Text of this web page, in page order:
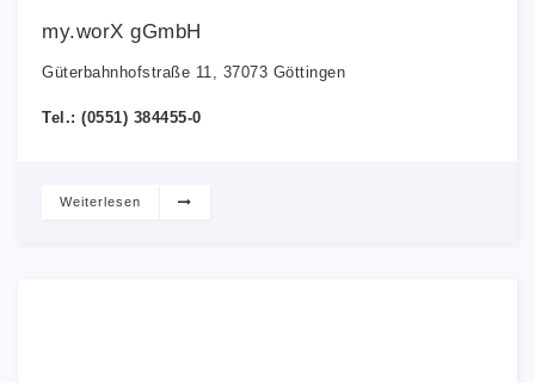
my.worX gGmbH
Güterbahnhofstraße 11, 37073 Göttingen
Tel.: (0551) 384455-0
Weiterlesen